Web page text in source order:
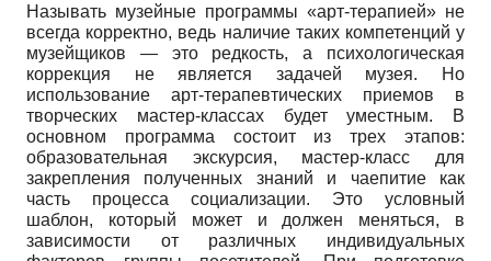
Называть музейные программы «арт-терапией» не
всегда корректно, ведь наличие таких компетенций у
музейщиков — это редкость, а психологическая
коррекция не является задачей музея. Но
использование арт-терапевтических приемов в
творческих мастер-классах будет уместным. В
основном программа состоит из трех этапов:
образовательная экскурсия, мастер-класс для
закрепления полученных знаний и чаепитие как
часть процесса социализации. Это условный
шаблон, который может и должен меняться, в
зависимости от различных индивидуальных